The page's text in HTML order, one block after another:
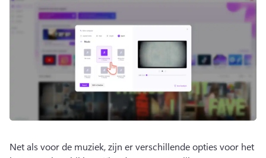
Net als voor de muziek, zijn er verschillende opties voor het